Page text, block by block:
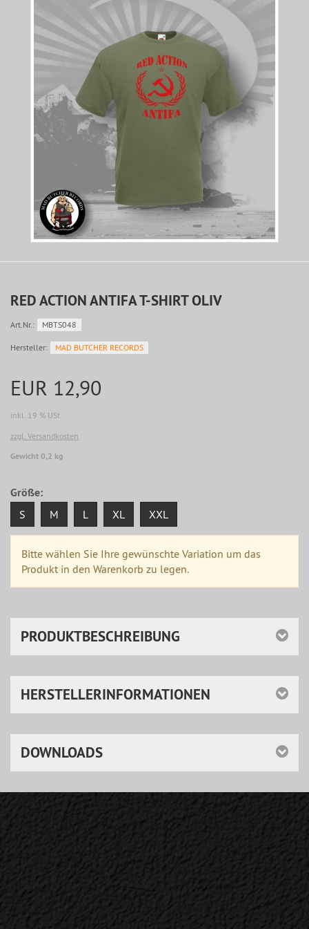
RED ACTION ANTIFA T-SHIRT OLIV
Art.Nr.: MBTS048
Hersteller: MAD BUTCHER RECORDS
EUR 12,90
inkl. 19 % USt
zzgl. Versandkosten
Gewicht 0,2 kg
Größe:
S M L XL XXL
Bitte wählen Sie Ihre gewünschte Variation um das
Produkt in den Warenkorb zu legen.
PRODUKTBESCHREIBUNG
HERSTELLERINFORMATIONEN
DOWNLOADS